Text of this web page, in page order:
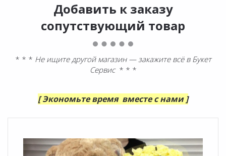
Добавить к заказу
сопутствующий товар
* * * Не ищите другой магазин — закажите всё в Букет
Сервис * * *
[ Экономьте время вместе с нами ]